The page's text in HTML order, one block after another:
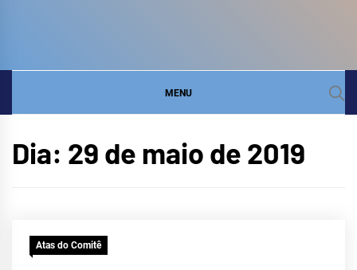
HIDROGRÁFICA DO
LITORAL
MENU
Dia: 29 de maio de 2019
Atas do Comitê